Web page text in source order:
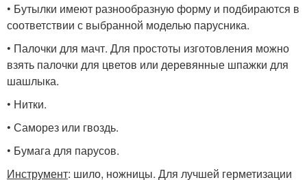
• Бутылки имеют разнообразную форму и подбираются в
соответствии с выбранной моделью парусника.
• Палочки для мачт. Для простоты изготовления можно
взять палочки для цветов или деревянные шпажки для
шашлыка.
• Нитки.
• Саморез или гвоздь.
• Бумага для парусов.
Инструмент: шило, ножницы. Для лучшей герметизации